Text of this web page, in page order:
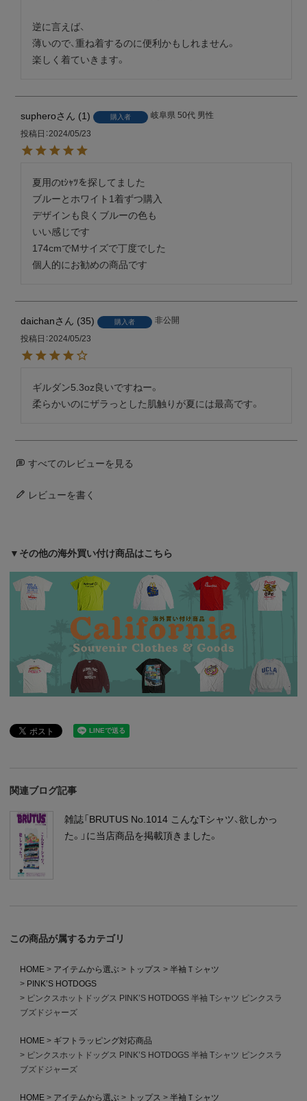
逆に言えば、
薄いので、重ね着するのに便利かもしれません。
楽しく着ていきます。
suphero 1 購入者 岐阜県 50代 男性
投稿日 2024/05/23
夏用のtｼｬﾂを探してました
ブルーとホワイト1着ずつ購入
デザインも良くブルーの色も
いい感じです
174cmでMサイズで丁度でした
個人的にお勧めの商品です
daichan 35 購入者
非公開
投稿日 2024/05/23
ギルダン5.3oz良いですねー。
柔らかいのにザラっとした肌触りが夏には最高です。
すべてのレビューを見る
レビューを書く
▼その他の海外買い付け商品はこちら
関連ブログ記事
雑誌「BRUTUS No.1014 こんなTシャツ、欲しかっ
た。」に当店商品を掲載頂きました。
この商品が属するカテゴリ
HOME アイテムから選ぶ トップス
半袖Ｔシャツ
PINK’S HOTDOGS
ピンクスホットドッグス PINK’S HOTDOGS 半袖 Tシャツ ピンクスラ
ブズドジャーズ
HOME
ギフトラッピング対応商品
ピンクスホットドッグス PINK’S HOTDOGS 半袖 Tシャツ ピンクスラ
ブズドジャーズ
HOME アイテムから選ぶ トップス 半袖Ｔシャツ